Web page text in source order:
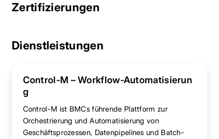
Zertifizierungen
Dienstleistungen
Control-M – Workflow-Automatisierun
g
Control-M ist BMCs führende Plattform zur
Orchestrierung und Automatisierung von
Geschäftsprozessen, Datenpipelines und Batch-